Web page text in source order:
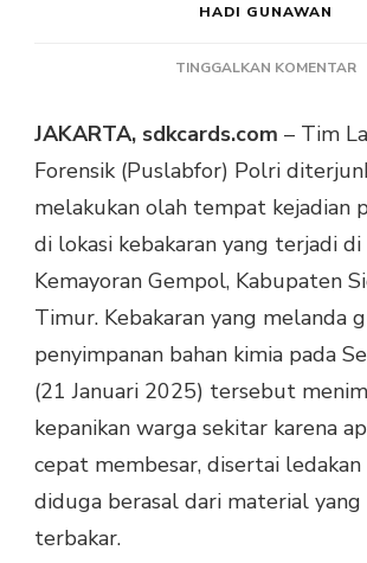
HADI GUNAWAN
TINGGALKAN KOMENTAR
JAKARTA, sdkcards.com – Tim
Forensik (Puslabfor) Polri
melakukan olah tempat kejadian
di lokasi kebakaran yang terjadi di
Kemayoran Gempol, Kabupaten
Timur. Kebakaran yang melanda
penyimpanan bahan kimia pada
(21 Januari 2025) tersebut
kepanikan warga sekitar karena
cepat membesar, disertai ledakan
diduga berasal dari material
terbakar.